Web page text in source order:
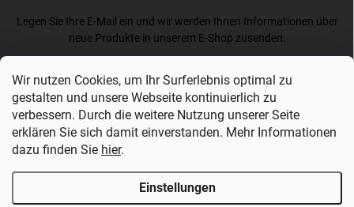
Wir nutzen Cookies, um Ihr Surferlebnis optimal zu
gestalten und unsere Webseite kontinuierlich zu
verbessern. Durch die weitere Nutzung unserer Seite
erklären Sie sich damit einverstanden. Mehr Informationen
dazu finden Sie hier.
Einstellungen
Legen Sie Ihre E-Mail ein und wir werden Ihnen Informationen über
neue Produkte in unserem E-Shop zusenden.
E-MAIL
Anmelden